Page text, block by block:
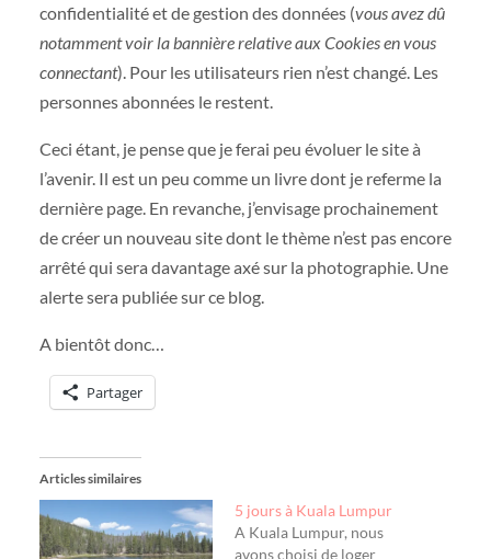
confidentialité et de gestion des données (vous avez dû
notamment voir la bannière relative aux Cookies en vous
connectant). Pour les utilisateurs rien n’est changé. Les
personnes abonnées le restent.
Ceci étant, je pense que je ferai peu évoluer le site à
l’avenir. Il est un peu comme un livre dont je referme la
dernière page. En revanche, j’envisage prochainement
de créer un nouveau site dont le thème n’est pas encore
arrêté qui sera davantage axé sur la photographie. Une
alerte sera publiée sur ce blog.
A bientôt donc…
Partager
Articles similaires
5 jours à Kuala Lumpur
A Kuala Lumpur, nous
avons choisi de loger